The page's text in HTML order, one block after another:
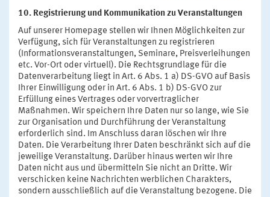
10. Registrierung und Kommunikation zu Veranstaltungen
Auf unserer Homepage stellen wir Ihnen Möglichkeiten zur
Verfügung, sich für Veranstaltungen zu registrieren
(Informationsveranstaltungen, Seminare, Preisverleihungen
etc. Vor-Ort oder virtuell). Die Rechtsgrundlage für die
Datenverarbeitung liegt in Art. 6 Abs. 1 a) DS-GVO auf Basis
Ihrer Einwilligung oder in Art. 6 Abs. 1 b) DS-GVO zur
Erfüllung eines Vertrages oder vorvertraglicher
Maßnahmen. Wir speichern Ihre Daten nur so lange, wie Sie
zur Organisation und Durchführung der Veranstaltung
erforderlich sind. Im Anschluss daran löschen wir Ihre
Daten. Die Verarbeitung Ihrer Daten beschränkt sich auf die
jeweilige Veranstaltung. Darüber hinaus werten wir Ihre
Daten nicht aus und übermitteln Sie nicht an Dritte. Wir
verschicken keine Nachrichten werblichen Charakters,
sondern ausschließlich auf die Veranstaltung bezogene. Die